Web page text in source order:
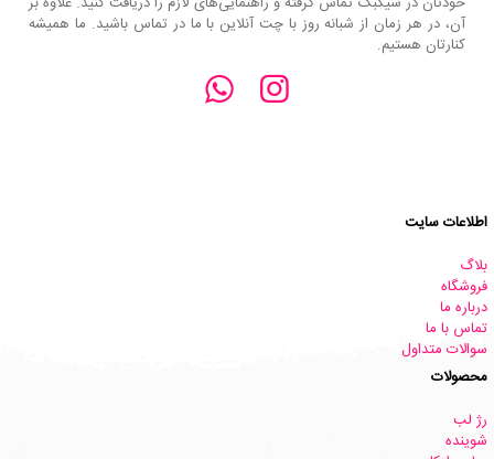
آن، در هر زمان از شبانه روز با چت آنلاین با ما در تماس باشید. ما همیشه
کنارتان هستیم.
اطلاعات سایت
بلاگ
فروشگاه
درباره ما
تماس با ما
سوالات متداول
محصولات
رژ لب
شوینده